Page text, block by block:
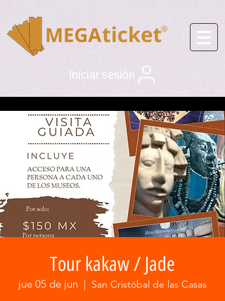
Iniciar sesión
Tour kakaw / Jade
jue 05 de jun
  |
San Cristóbal de las Casas